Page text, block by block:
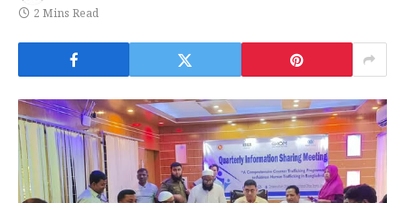
2 Mins Read